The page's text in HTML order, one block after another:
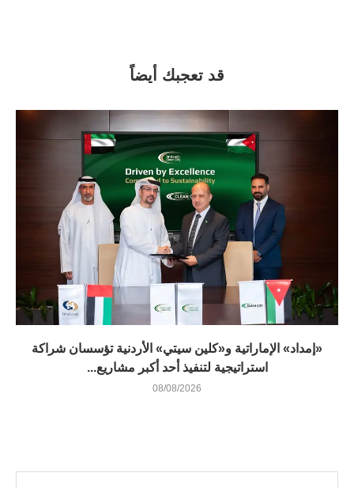
قد تعجبك أيضاً
«إمداد» الإماراتية و«كلين سيتي» الأردنية تؤسسان شراكة
استراتيجية لتنفيذ أحد أكبر مشاريع...
08/08/2026